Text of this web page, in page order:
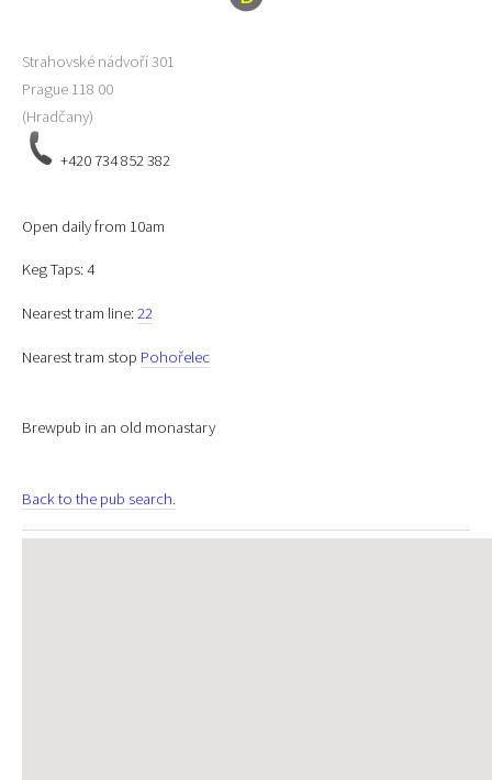
Strahovské nádvoří 301
Prague 118 00
(Hradčany)
+420 734 852 382
Open daily from 10am
Keg Taps: 4
Nearest tram line:22
Nearest tram stop Pohořelec
Brewpub in an old monastary
Back to the pub search.